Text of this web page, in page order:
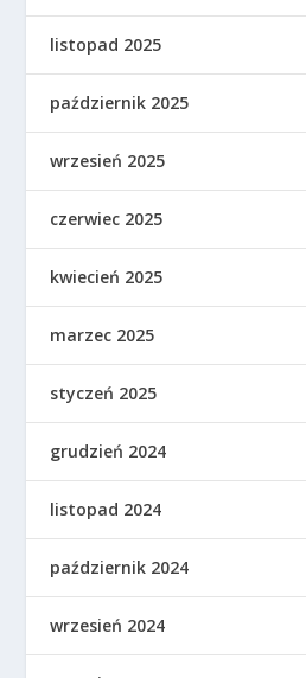
listopad 2025
październik 2025
wrzesień 2025
czerwiec 2025
kwiecień 2025
marzec 2025
styczeń 2025
grudzień 2024
listopad 2024
październik 2024
wrzesień 2024